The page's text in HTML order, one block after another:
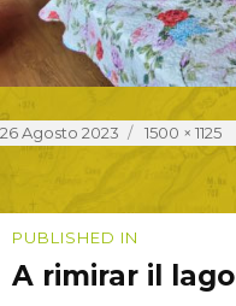
Posted
26 Agosto 2023
Full
1500 × 1125
Navigazione
articoli
PUBLISHED IN
A rimirar il lago